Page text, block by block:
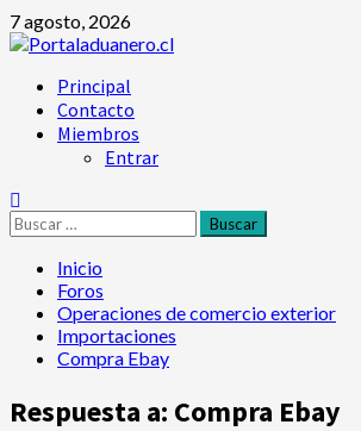
Saltar
al
7 agosto, 2026
Menú
principal
Principal
Contacto
Miembros
Entrar
Buscar:
Inicio
Foros
Operaciones de comercio exterior
Importaciones
Compra Ebay
Respuesta a: Compra Ebay